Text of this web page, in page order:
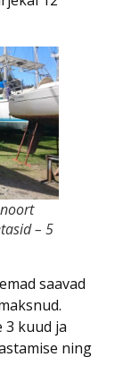
– 5
saavad
3 kuud ja
ning